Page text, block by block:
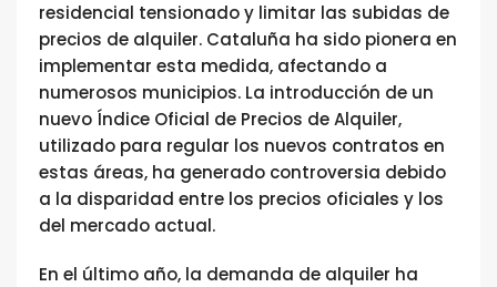
residencial tensionado y limitar las subidas de
precios de alquiler. Cataluña ha sido pionera en
implementar esta medida, afectando a
numerosos municipios. La introducción de un
nuevo Índice Oficial de Precios de Alquiler,
utilizado para regular los nuevos contratos en
estas áreas, ha generado controversia debido
a la disparidad entre los precios oficiales y los
del mercado actual.
En el último año, la demanda de alquiler ha